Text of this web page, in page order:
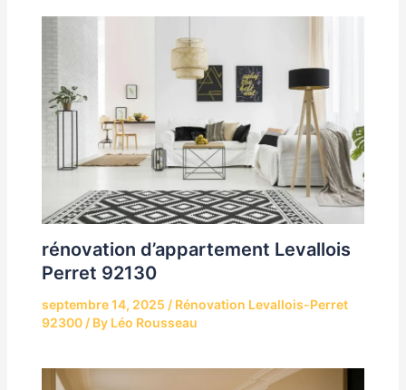
rénovation d’appartement Levallois
Perret 92130
septembre 14, 2025 / Rénovation Levallois-Perret
92300/ By Léo Rousseau